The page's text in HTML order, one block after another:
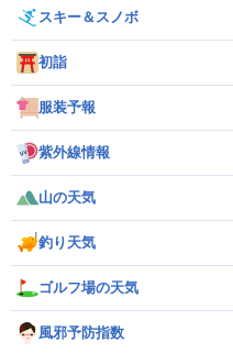
スキー＆スノボ
初詣
服装予報
紫外線情報
山の天気
釣り天気
ゴルフ場の天気
風邪予防指数